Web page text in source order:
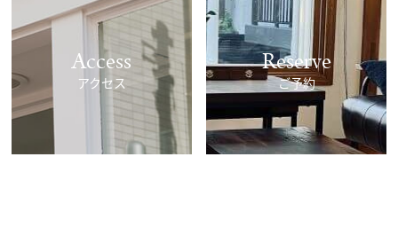
Access
アクセス
Reserve
ご予約